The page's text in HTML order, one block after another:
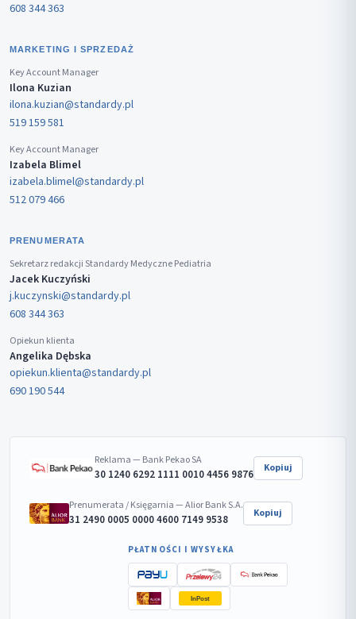
608 344 363
MARKETING I SPRZEDAŻ
Key Account Manager
Ilona Kuzian
ilona.kuzian@standardy.pl
519 159 581
Key Account Manager
Izabela Blimel
izabela.blimel@standardy.pl
512 079 466
PRENUMERATA
Sekretarz redakcji Standardy Medyczne Pediatria
Jacek Kuczyński
j.kuczynski@standardy.pl
608 344 363
Opiekun klienta
Angelika Dębska
opiekun.klienta@standardy.pl
690 190 544
Reklama — Bank Pekao SA
30 1240 6292 1111 0010 4456 9876 Kopiuj
Prenumerata / Księgarnia — Alior Bank S.A.
31 2490 0005 0000 4600 7149 9538 Kopiuj
PŁATNOŚCI I WYSYŁKA
InPost